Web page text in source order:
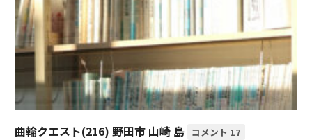
曲輪クエスト(216) 野田市 山崎 島 17